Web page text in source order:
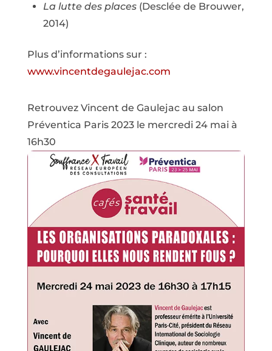
La lutte des places(Desclée de Brouwer,
2014)
Plus d’informations sur :
www.vincentdegaulejac.com
Retrouvez Vincent de Gaulejac au salon
Préventica Paris 2023 le mercredi 24 mai à
16h30